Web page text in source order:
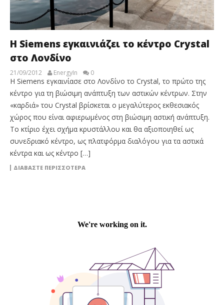
Η Siemens εγκαινιάζει το κέντρο Crystal
στο Λονδίνο
21/09/2012 EnergyIn 0
Η Siemens εγκαινίασε στο Λονδίνο το Crystal, το πρώτο της
κέντρο για τη βιώσιμη ανάπτυξη των αστικών κέντρων. Στην
«καρδιά» του Crystal βρίσκεται ο μεγαλύτερος εκθεσιακός
χώρος που είναι αφιερωμένος στη βιώσιμη αστική ανάπτυξη.
Το κτίριο έχει σχήμα κρυστάλλου και θα αξιοποιηθεί ως
συνεδριακό κέντρο, ως πλατφόρμα διαλόγου για τα αστικά
κέντρα και ως κέντρο […]
ΔΙΑΒΆΣΤΕ ΠΕΡΙΣΣΌΤΕΡΑ